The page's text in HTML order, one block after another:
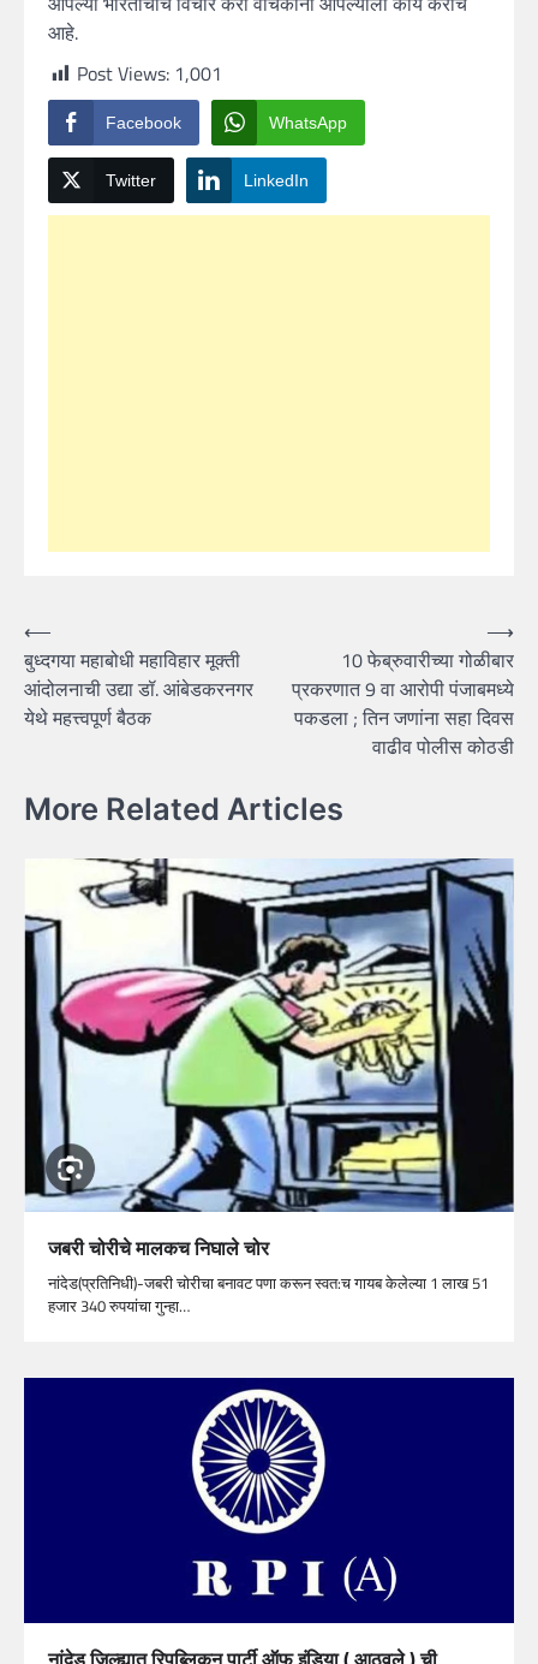
आहे.
Post Views: 1,001
Facebook WhatsApp
Twitter LinkedIn
Post
navigation
⟵
बुध्दगया महाबोधी महाविहार मूक्ती
आंदोलनाची उद्या डॉ. आंबेडकरनगर
येथे महत्त्वपूर्ण बैठक
10 फेब्रुवारीच्या गोळीबार
प्रकरणात 9 वा आरोपी पंजाबमध्ये
पकडला ; तिन जणांना सहा दिवस
वाढीव पोलीस कोठडी
⟶
More Related Articles
जबरी चोरीचे मालकच निघाले चोर
नांदेड(प्रतिनिधी)-जबरी चोरीचा बनावट पणा करून स्वत:च गायब केलेल्या 1 लाख 51
हजार 340 रुपयांचा गुन्हा…